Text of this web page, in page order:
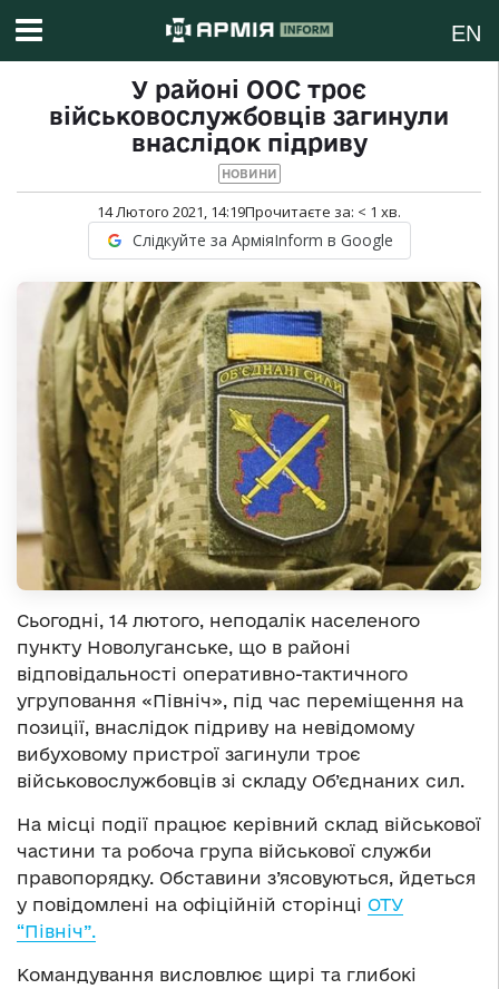
EN
У районі ООС троє
військовослужбовців загинули
внаслідок підриву
НОВИНИ
14 Лютого 2021, 14:19Прочитаєте за: < 1 хв.
Слідкуйте за АрміяInform в Google
Сьогодні, 14 лютого, неподалік населеного
пункту Новолуганське, що в районі
відповідальності оперативно-тактичного
угруповання «Північ», під час переміщення на
позиції, внаслідок підриву на невідомому
вибуховому пристрої загинули троє
військовослужбовців зі складу Об’єднаних сил.
На місці події працює керівний склад військової
частини та робоча група військової служби
правопорядку. Обставини з’ясовуються, йдеться
у повідомлені на офіційній сторінці ОТУ
“Північ”.
Командування висловлює щирі та глибокі